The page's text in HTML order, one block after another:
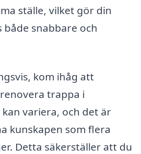
ställe, vilket gör din
både snabbare och
kom ihåg att
trappa i
variera, och det är
kunskapen som flera
Detta säkerställer att du